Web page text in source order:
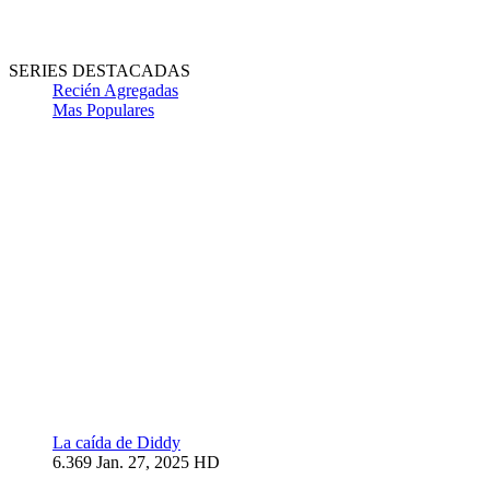
SERIES DESTACADAS
Recién Agregadas
Mas Populares
La caída de Diddy
6.369 Jan. 27, 2025 HD